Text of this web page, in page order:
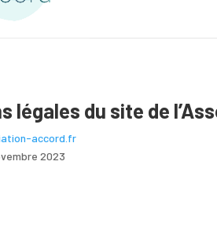
légales du site de
accord.fr
2023